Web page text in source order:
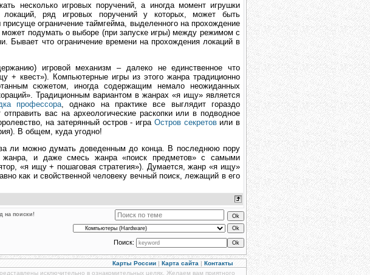
несколько игровых поручений, а иногда момент игрушки
ряд игровых поручений у которых, может быть
ограничение таймгейма, выделенного на прохождение
подумать о выборе (при запуске игры) между режимом с
Бывает что ограничение времени на прохождения локаций в
игровой механизм – далеко не единственное что
+ квест»). Компьютерные игры из этого жанра традиционно
сюжетом, иногда содержащим немало неожиданных
Традиционным вариантом в жанрах «я ищу» является
профессора, однако на практике все выглядит гораздо
вас на археологические раскопки или в подводное
на затерянный остров - игра Остров секретовили в
В общем, куда угодно!
ли можно думать доведенным до конца. В последнюю пору
и даже смесь жанра «поиск предметов» с самыми
«я ищу + пошаговая стратегия»). Думается, жанр «я ищу»
как и свойственной человеку вечный поиск, лежащий в его
на поиски!
Поиск:
Карты России | Карта сайта | Контакты
исключительно в ознакомительных целях. Желаем вам приятного